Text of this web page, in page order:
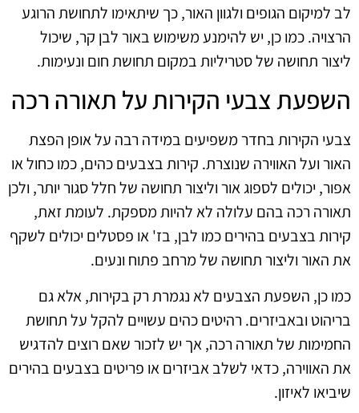
לב למיקום הגופים ולגוון האור, כך שיתאימו לתחושת הרוגע
הרצויה. כמו כן, יש להימנע משימוש באור לבן קר, שיכול
ליצור תחושה של סטריליות במקום תחושת חום ונעימות.
השפעת צבעי הקירות על תאורה רכה
צבעי הקירות בחדר משפיעים במידה רבה על אופן הפצת
האור ועל האווירה שנוצרת. קירות בצבעים כהים, כמו כחול או
אפור, יכולים לספוג אור וליצור תחושה של חלל סגור יותר, ולכן
תאורה רכה בהם עלולה לא להיות מספקת. לעומת זאת,
קירות בצבעים בהירים כמו לבן, בז' או פסטלים יכולים לשקף
את האור וליצור תחושה של מרחב פתוח ונעים.
כמו כן, השפעת הצבעים לא נגמרת רק בקירות, אלא גם
בריהוט ובאביזרים. רהיטים כהים עשויים להקל על תחושת
החמימות של תאורה רכה, אך יש לזכור שאם רוצים להדגיש
את האווירה, כדאי לשלב אביזרים או פריטים בצבעים בהירים
שיביאו לאיזון.